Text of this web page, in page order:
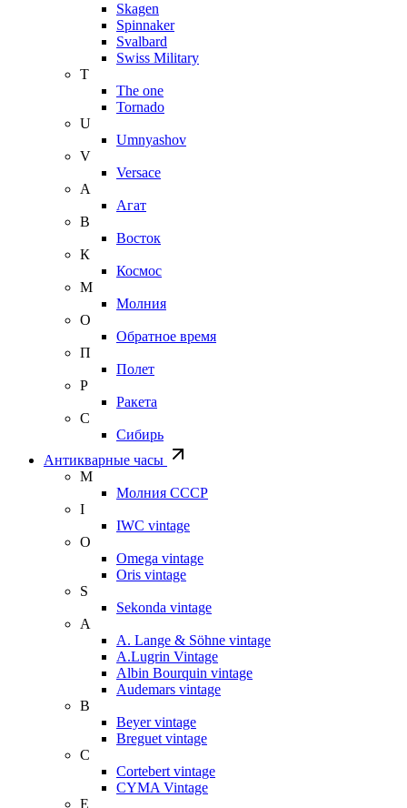
Skagen
Spinnaker
Svalbard
Swiss Military
T
The one
Tornado
U
Umnyashov
V
Versace
А
Агат
В
Восток
К
Космос
М
Молния
О
Обратное время
П
Полет
Р
Ракета
С
Сибирь
Антикварные часы
М
Молния СССР
I
IWC vintage
O
Omega vintage
Oris vintage
S
Sekonda vintage
A
A. Lange & Söhne vintage
A.Lugrin Vintage
Albin Bourquin vintage
Audemars vintage
B
Beyer vintage
Breguet vintage
C
Cortebert vintage
CYMA Vintage
E